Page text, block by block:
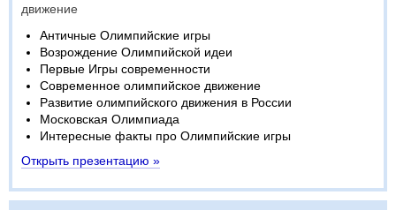
движение
Античные Олимпийские игры
Возрождение Олимпийской идеи
Первые Игры современности
Современное олимпийское движение
Развитие олимпийского движения в России
Московская Олимпиада
Интересные факты про Олимпийские игры
Открыть презентацию »